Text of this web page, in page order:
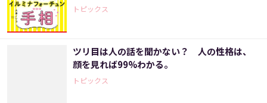
トピックス
ツリ目は人の話を聞かない？ 人の性格は、
顔を見れば99%わかる。
トピックス